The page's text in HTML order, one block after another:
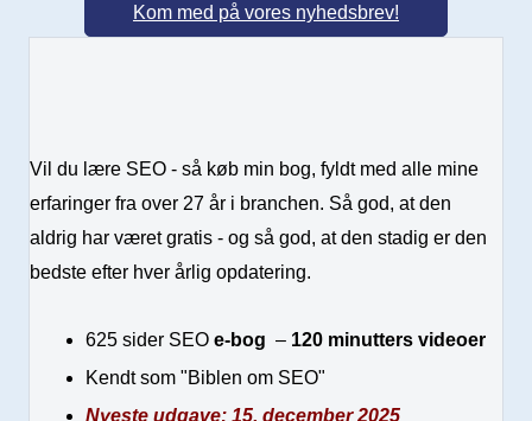
Kom med på vores nyhedsbrev!
Vil du lære SEO - så køb min bog, fyldt med alle mine
erfaringer fra over 27 år i branchen. Så god, at den
aldrig har været gratis - og så god, at den stadig er den
bedste efter hver årlig opdatering.
625 sider SEO e-bog – 120 minutters videoer
Kendt som "Biblen om SEO"
Nyeste udgave: 15. december 2025